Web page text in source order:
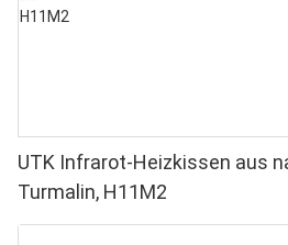
UTK Infrarot-Heizkissen aus
Turmalin, H11M2